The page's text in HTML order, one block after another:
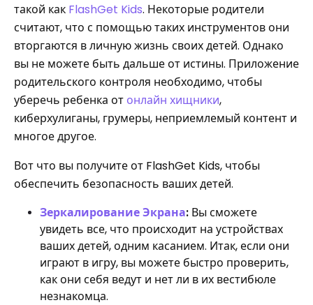
такой как FlashGet Kids. Некоторые родители
считают, что с помощью таких инструментов они
вторгаются в личную жизнь своих детей. Однако
вы не можете быть дальше от истины. Приложение
родительского контроля необходимо, чтобы
уберечь ребенка от онлайн хищники,
киберхулиганы, грумеры, неприемлемый контент и
многое другое.
Вот что вы получите от FlashGet Kids, чтобы
обеспечить безопасность ваших детей.
Зеркалирование Экрана: Вы сможете
увидеть все, что происходит на устройствах
ваших детей, одним касанием. Итак, если они
играют в игру, вы можете быстро проверить,
как они себя ведут и нет ли в их вестибюле
незнакомца.